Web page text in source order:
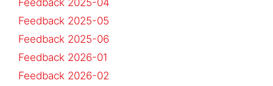
Feedback 2025-05
Feedback 2025-06
Feedback 2026-01
Feedback 2026-02